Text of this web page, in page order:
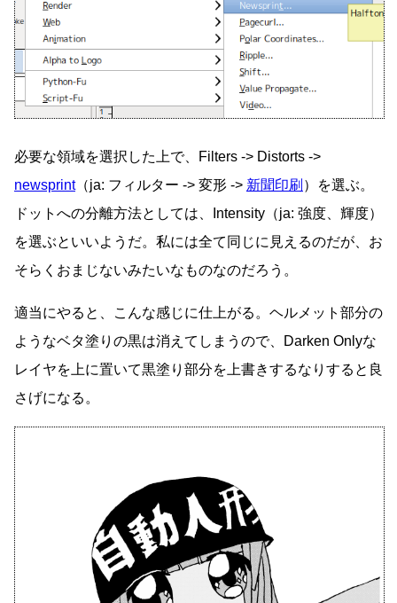
必要な領域を選択した上で、Filters -> Distorts ->
newsprint（ja: フィルター -> 変形 -> 新聞印刷 ）を選ぶ。
ドットへの分離方法としては、Intensity（ja: 強度、輝度）
を選ぶといいようだ。私には全て同じに見えるのだが、お
そらくおまじないみたいなものなのだろう。
適当にやると、こんな感じに仕上がる。ヘルメット部分の
ようなベタ塗りの黒は消えてしまうので、Darken Onlyな
レイヤを上に置いて黒塗り部分を上書きするなりすると良
さげになる。